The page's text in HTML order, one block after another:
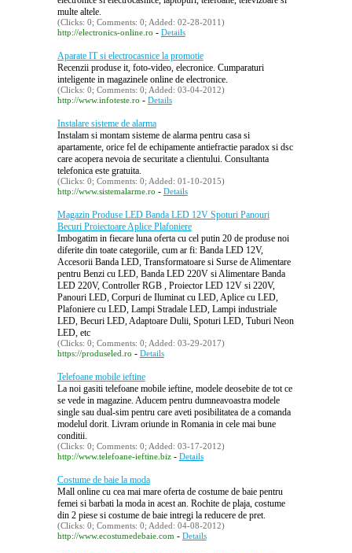
multe altele.
(Clicks: 0; Comments: 0; Added: 02-28-2011)
http://electronics-online.ro - Details
Aparate IT si electrocasnice la promotie
Recenzii produse it, foto-video, elecronice. Cumparaturi
inteligente in magazinele online de electronice.
(Clicks: 0; Comments: 0; Added: 03-04-2012)
http://www.infoteste.ro - Details
Instalare sisteme de alarma
Instalam si montam sisteme de alarma pentru casa si
apartamente, orice fel de echipamente antiefractie paradox si dsc
care acopera nevoia de securitate a clientului. Consultanta
telefonica este gratuita.
(Clicks: 0; Comments: 0; Added: 01-10-2015)
http://www.sistemalarme.ro - Details
Magazin Produse LED Banda LED 12V Spoturi Panouri
Becuri Proiectoare Aplice Plafoniere
Imbogatim in fiecare luna oferta cu cel putin 20 de produse noi
diferite din toate categoriile, cum ar fi: Banda LED 12V,
Accesorii Banda LED, Transformatoare si Surse de Alimentare
pentru Benzi cu LED, Banda LED 220V si Alimentare Banda
LED 220V, Controller RGB , Proiector LED 12V si 220V,
Panouri LED, Corpuri de Iluminat cu LED, Aplice cu LED,
Plafoniere cu LED, Lampi Stradale LED, Lampi industriale
LED, Becuri LED, Adaptoare Dulii, Spoturi LED, Tuburi Neon
LED, etc
(Clicks: 0; Comments: 0; Added: 03-29-2017)
https://produseled.ro - Details
Telefoane mobile ieftine
La noi gasiti telefoane mobile ieftine, modele deosebite de tot ce
se vede in magazine. Aducem pentru dumneavoastra modele
single sau dual-sim pentru care aveti posibilitatea de a comanda
modelul dorit. Livram oriunde in Romania in cele mai bune
conditii.
(Clicks: 0; Comments: 0; Added: 03-17-2012)
http://www.telefoane-ieftine.biz- Details
Costume de baie la moda
Mall online cu cea mai mare oferta de costume de baie pentru
femei si barbati la moda in acest an. Rochite de plaja, costume
din 2 piese si costume de baie intregi la reducere de pret.
(Clicks: 0; Comments: 0; Added: 04-08-2012)
http://www.ecostumedebaie.com- Details